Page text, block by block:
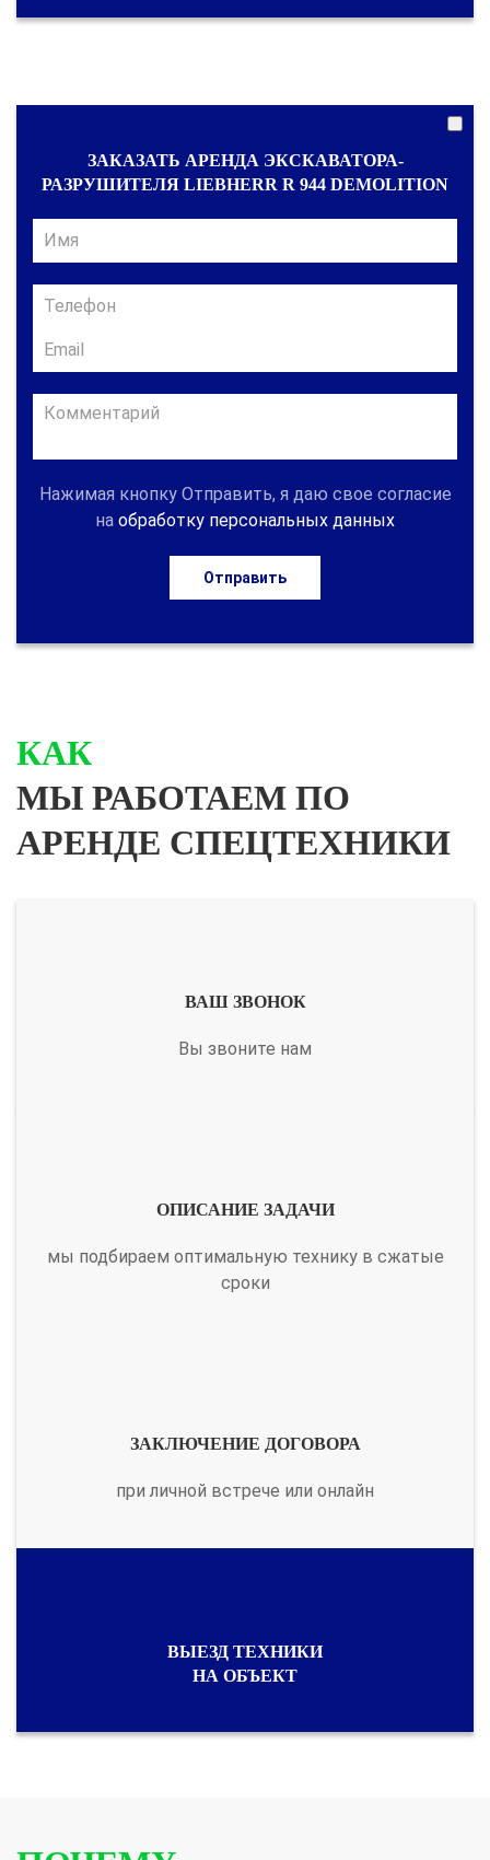
ЗАКАЗАТЬ АРЕНДА ЭКСКАВАТОРА-
РАЗРУШИТЕЛЯ LIEBHERR R 944 DEMOLITION
Нажимая кнопку Отправить, я даю свое согласие
на обработку персональных данных
Отправить
КАК
МЫ РАБОТАЕМ ПО
АРЕНДЕ СПЕЦТЕХНИКИ
ВАШ ЗВОНОК
Вы звоните нам
ОПИСАНИЕ ЗАДАЧИ
мы подбираем оптимальную технику в сжатые
сроки
ЗАКЛЮЧЕНИЕ ДОГОВОРА
при личной встрече или онлайн
ВЫЕЗД ТЕХНИКИ
НА ОБЪЕКТ